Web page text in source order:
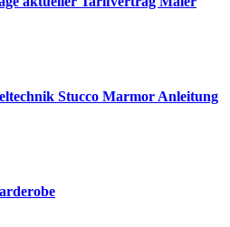
Stucco Marmor Anleitung